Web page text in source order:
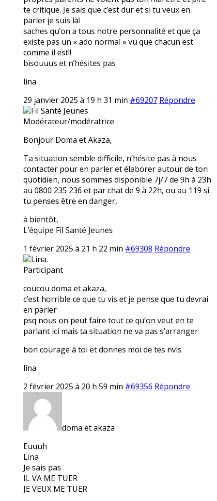
te critique. Je sais que c’est dur et si tu veux en
parler je suis là!
saches qu’on a tous notre personnalité et que ça
existe pas un « ado normal » vu que chacun est
comme il est!!
bisouuus et n’hésites pas
lina
29 janvier 2025 à 19 h 31 min #69207 Répondre
Fil Santé Jeunes
Modérateur/modératrice
Bonjour Doma et Akaza,
Ta situation semble difficile, n’hésite pas à nous
contacter pour en parler et élaborer autour de ton
quotidien, nous sommes disponible 7j/7 de 9h à 23h
au 0800 235 236 et par chat de 9 à 22h, ou au 119 si
tu penses être en danger,
à bientôt,
L’équipe Fil Santé Jeunes
1 février 2025 à 21 h 22 min #69308 Répondre
Lina.
Participant
coucou doma et akaza,
c’est horrible ce que tu vis et je pense que tu devrai
en parler
psq nous on peut faire tout ce qu’on veut en te
parlant ici mais ta situation ne va pas s’arranger
bon courage à toi et donnes moi de tes nvls
lina
2 février 2025 à 20 h 59 min #69356 Répondre
doma et akaza
Euuuh
Lina
Je sais pas
IL VA ME TUER
JE VEUX ME TUER